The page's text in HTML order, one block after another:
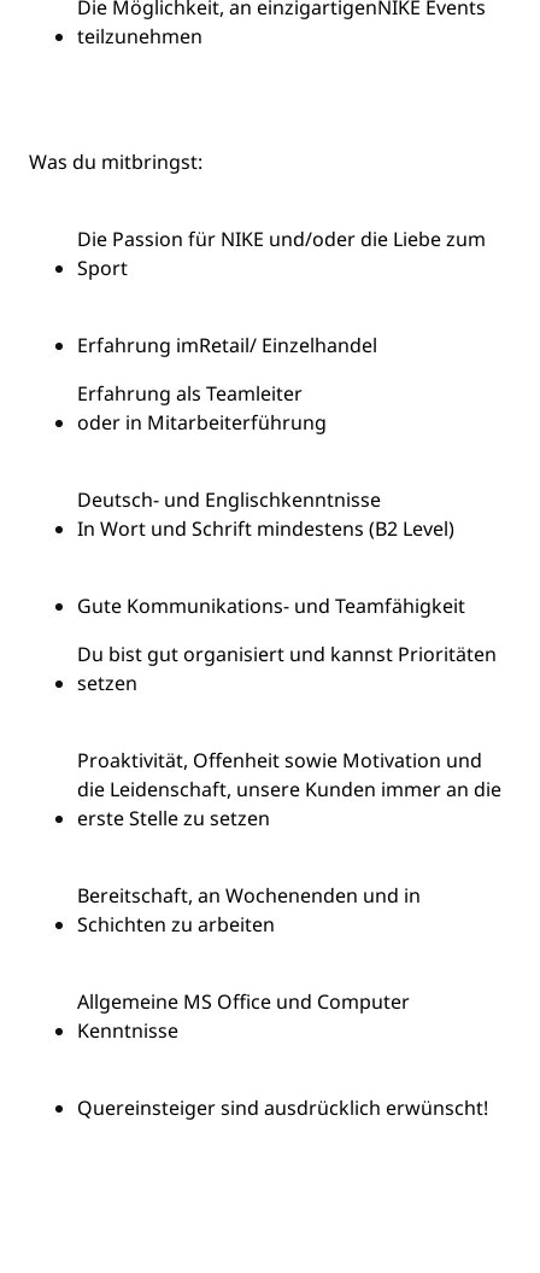
Die Möglichkeit, an einzigartigenNIKE Events
teilzunehmen
Was du mitbringst:
Die Passion für NIKE und/oder die Liebe zum
Sport
Erfahrung imRetail/ Einzelhandel
Erfahrung als Teamleiter
oder in Mitarbeiterführung
Deutsch- und Englischkenntnisse
In Wort und Schrift mindestens (B2 Level)
Gute Kommunikations- und Teamfähigkeit
Du bist gut organisiert und kannst Prioritäten
setzen
Proaktivität, Offenheit sowie Motivation und
die Leidenschaft, unsere Kunden immer an die
erste Stelle zu setzen
Bereitschaft, an Wochenenden und in
Schichten zu arbeiten
Allgemeine MS Office und Computer
Kenntnisse
Quereinsteiger sind ausdrücklich erwünscht!